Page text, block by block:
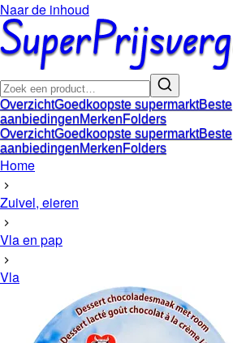
Naar de inhoud
OverzichtGoedkoopste supermarktBeste
aanbiedingenMerkenFolders
OverzichtGoedkoopste supermarktBeste
aanbiedingenMerkenFolders
Home
Zuivel, eieren
Vla en pap
Vla